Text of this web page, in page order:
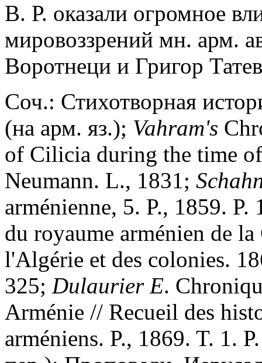
В. Р. оказали огромное
мировоззрений мн. арм.
Воротнеци и Григор
Соч.: Стихотворная
(на арм. яз.); Vahram's
of Cilicia during the time
Neumann. L., 1831;
arménienne, 5. P., 1859.
du royaume arménien de
l'Algérie et des colonies.
325; Dulaurier E.
Arménie // Recueil des
arméniens. P., 1869. T. 1.